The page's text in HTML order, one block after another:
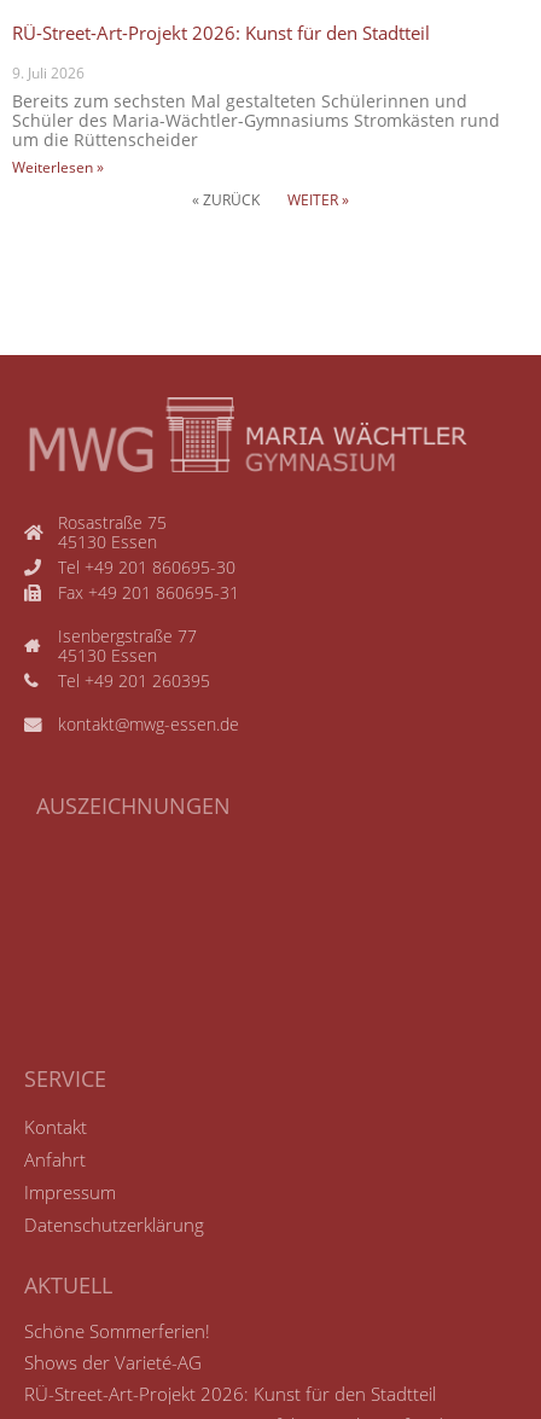
RÜ-Street-Art-Projekt 2026: Kunst für den Stadtteil
9. Juli 2026
Bereits zum sechsten Mal gestalteten Schülerinnen und
Schüler des Maria-Wächtler-Gymnasiums Stromkästen rund
um die Rüttenscheider
Weiterlesen »
« ZURÜCK
WEITER »
Rosastraße 75
45130 Essen
Tel +49 201 860695-30
Fax +49 201 860695-31
Isenbergstraße 77
45130 Essen
Tel +49 201 260395
kontakt@mwg-essen.de
AUSZEICHNUNGEN
SERVICE
Kontakt
Anfahrt
Impressum
Datenschutzerklärung
AKTUELL
Schöne Sommerferien!
Shows der Varieté-AG
RÜ-Street-Art-Projekt 2026: Kunst für den Stadtteil